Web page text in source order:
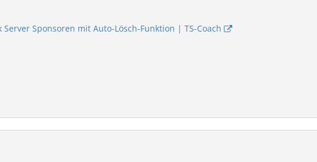
Sponsoren mit Auto-Lösch-Funktion | TS-Coach